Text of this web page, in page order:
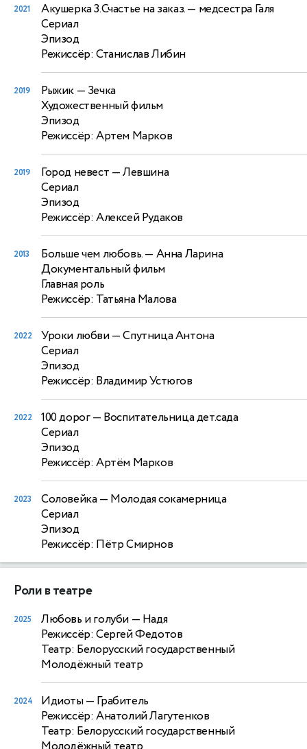
2021 Акушерка 3.Счастье на заказ.— медсестра Галя
Сериал
Эпизод
Режиссёр: Станислав Либин
2019 Рыжик — Зечка
Художественный фильм
Эпизод
Режиссёр: Артем Марков
2019 Город невест — Левшина
Сериал
Эпизод
Режиссёр: Алексей Рудаков
2013 Больше чем любовь.— Анна Ларина
Документальный фильм
Главная роль
Режиссёр: Татьяна Малова
2022 Уроки любви— Спутница Антона
Сериал
Эпизод
Режиссёр: Владимир Устюгов
2022 100 дорог— Воспитательница дет.сада
Сериал
Эпизод
Режиссёр: Артём Марков
2023 Соловейка— Молодая сокамерница
Сериал
Эпизод
Режиссёр: Пётр Смирнов
Роли в театре
2025 Любовь и голуби — Надя
Режиссёр: Сергей Федотов
Театр: Белорусский государственный
Молодёжный театр
2024 Идиоты— Грабитель
Режиссёр: Анатолий Лагутенков
Театр: Белорусский государственный